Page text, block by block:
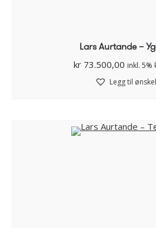
Lars Aurtande –
kr73.500,00 inkl. 5%
Legg til